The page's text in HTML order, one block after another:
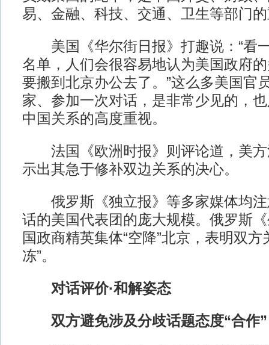
易、金融、科技、交通、卫生等部门
美国《华尔街日报》打趣说：“看
名单，人们会很容易地认为美国政府
要搬到北京办公去了。”这么多美国官
家、参加一次对话，是非常少见的，
中国关系的高度重视。
法国《欧洲时报》则评论道，美方
示出其急于修补双边关系的决心。
俄罗斯《独立报》等多家媒体均注
话的美国代表团的庞大规模。俄罗斯
国政商精英集体“空降”北京，表明双方
冻”。
对话评价·和解姿态
双方避免涉及分歧话题态度“合作”